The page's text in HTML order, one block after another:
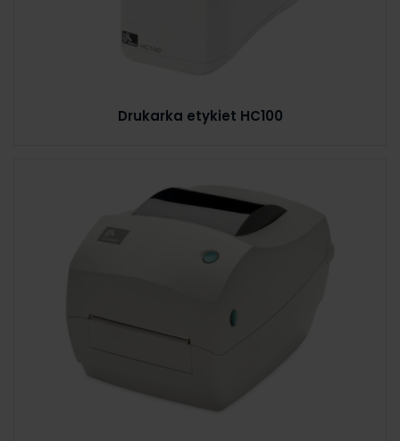
Drukarka etykiet HC100